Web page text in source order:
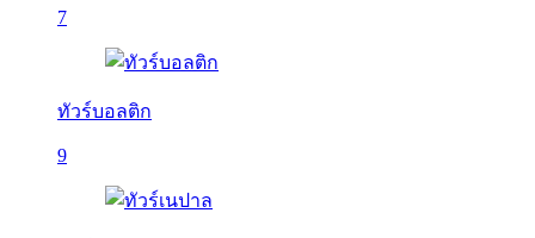
7
ทัวร์บอลติก
9